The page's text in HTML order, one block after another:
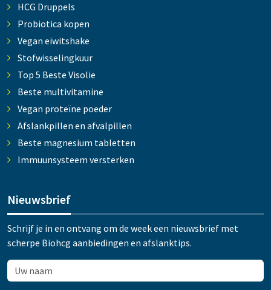
HCG Druppels
Probiotica kopen
Vegan eiwitshake
Stofwisselingkuur
Top 5 Beste Visolie
Beste multivitamine
Vegan proteïne poeder
Afslankpillen en afvalpillen
Beste magnesium tabletten
Immuunsysteem versterken
Nieuwsbrief
Schrijf je in en ontvang om de week een nieuwsbrief met
scherpe Biohcg aanbiedingen en afslanktips.